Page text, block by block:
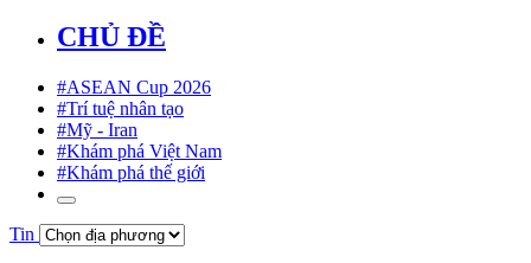
CHỦ ĐỀ
#ASEAN Cup 2026
#Trí tuệ nhân tạo
#Mỹ - Iran
#Khám phá Việt Nam
#Khám phá thế giới
Tin